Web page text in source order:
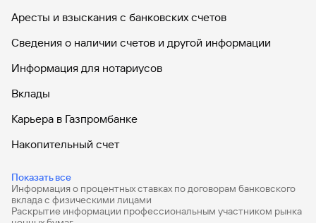
Аресты и взыскания с банковских счетов
Сведения о наличии счетов и другой информации
Информация для нотариусов
Вклады
Карьера в Газпромбанке
Накопительный счет
Показать все
Дебетовые карты с бесплатным обслуживанием
Информация о процентных ставках по договорам банковского
вклада с физическими лицами
Раскрытие информации профессиональным участником рынка